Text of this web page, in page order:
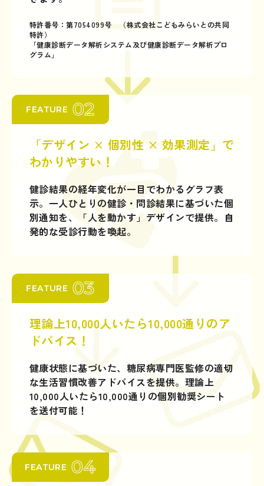
特許番号：第7054099号 （株式会社こどもみらいとの共同
特許）
「健康診断データ解析システム及び健康診断データ解析プロ
グラム」
FEATURE 02
「デザイン × 個別性 × 効果測定」で
わかりやすい！
健診結果の経年変化が一目でわかるグラフ表
示。一人ひとりの健診・問診結果に基づいた個
別通知を、「人を動かす」デザインで提供。自
発的な受診行動を喚起。
FEATURE 03
理論上10,000人いたら10,000通りのア
ドバイス！
健康状態に基づいた、糖尿病専門医監修の適切
な生活習慣改善アドバイスを提供。理論上
10,000人いたら10,000通りの個別勧奨シート
を送付可能！
FEATURE 04